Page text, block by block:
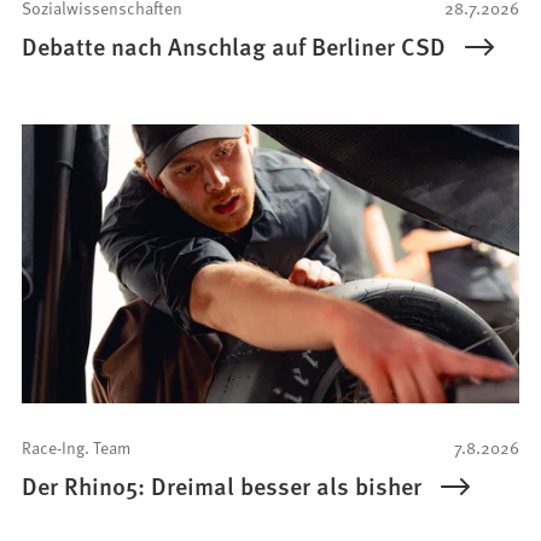
28.7.2026
Sozialwissenschaften
Debatte nach Anschlag auf Berliner CSD
7.8.2026
Race-Ing. Team
Der Rhino5: Dreimal besser als bisher